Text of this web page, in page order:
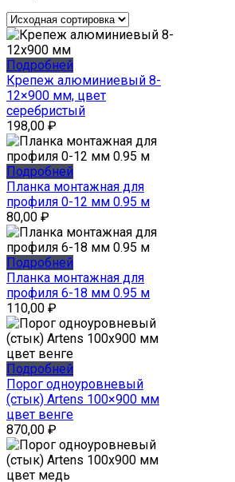
Подробней
Крепеж алюминиевый 8-
12×900 мм, цвет
серебристый
198,00 ₽
Подробней
Планка монтажная для
профиля 0-12 мм 0.95 м
80,00 ₽
Подробней
Планка монтажная для
профиля 6-18 мм 0.95 м
110,00 ₽
Подробней
Порог одноуровневый
(стык) Artens 100×900 мм
цвет венге
870,00 ₽